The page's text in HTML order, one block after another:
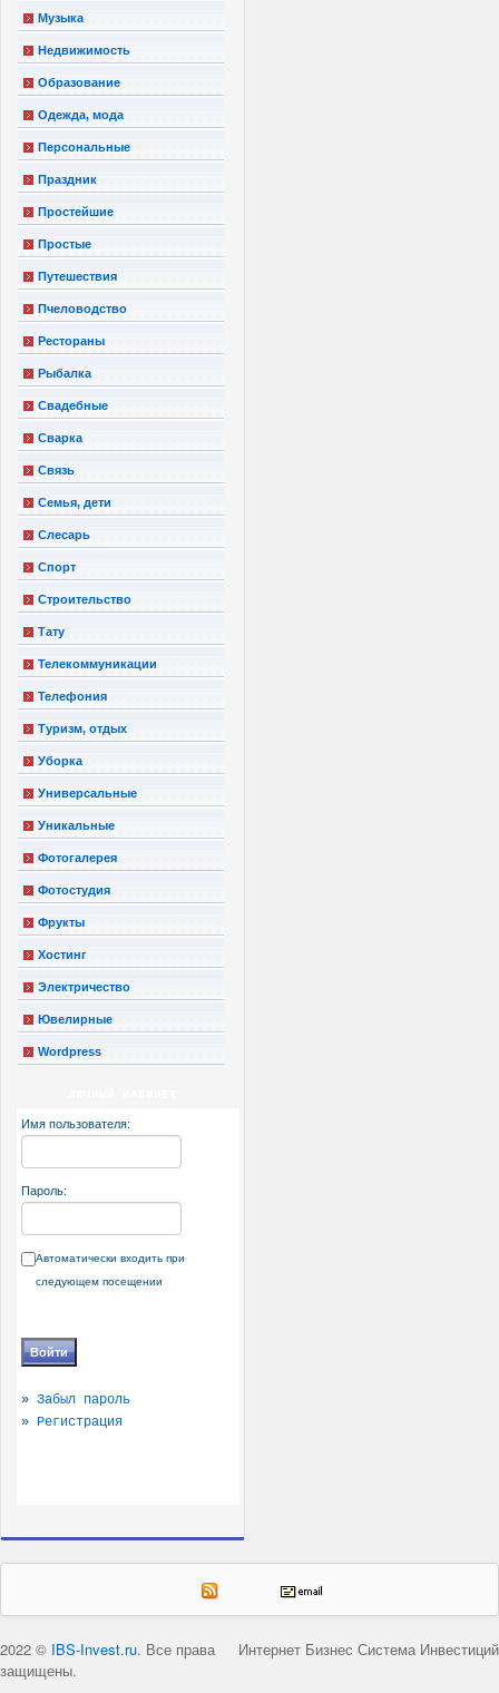
Музыка
Недвижимость
Образование
Одежда, мода
Персональные
Праздник
Простейшие
Простые
Путешествия
Пчеловодство
Рестораны
Рыбалка
Свадебные
Сварка
Связь
Семья, дети
Слесарь
Спорт
Строительство
Тату
Телекоммуникации
Телефония
Туризм, отдых
Уборка
Универсальные
Уникальные
Фотогалерея
Фотостудия
Фрукты
Хостинг
Электричество
Ювелирные
Wordpress
Имя пользователя:
Пароль:
Автоматически входить при
следующем посещении
» Забыл пароль
» Регистрация
Интернет Бизнес Система Инвестиций
2022 © IBS-Invest.ru. Все права
защищены.